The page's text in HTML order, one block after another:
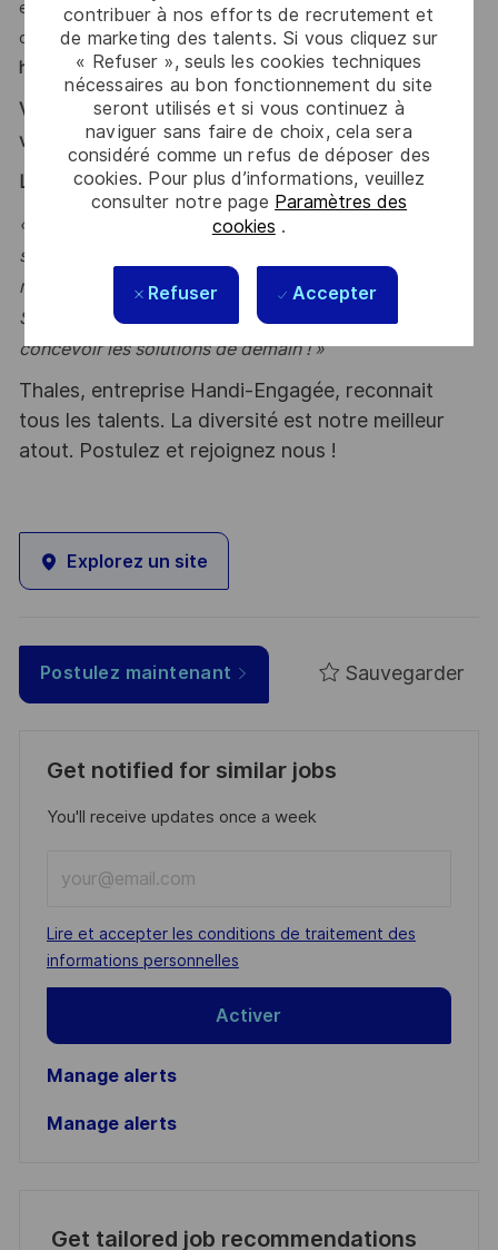
contribuer à nos efforts de recrutement et
de marketing des talents. Si vous cliquez sur
« Refuser », seuls les cookies techniques
nécessaires au bon fonctionnement du site
seront utilisés et si vous continuez à
naviguer sans faire de choix, cela sera
considéré comme un refus de déposer des
cookies. Pour plus d’informations, veuillez
consulter notre page Paramètres des
cookies .
Refuser Accepter
environnement international et participer aux activités
d’une entité qui saurafaire grandir le potentiel technique et
humain
?
Vous vous reconnaissez ? Alors ce poste est fait pour
vous !
LE MOT DE L’EQUIPE
« Intégrez une entreprise qui vous permet un parcours
sur plusieurs années à la découverte des différents
métiers de l’ingénierie Telecom appliqués à l’industrie
Spatiale, selon vos aspirations et compétences pour
concevoir les solutions de demain ! »
Thales, entreprise Handi-Engagée, reconnait
tous les talents. La diversité est notre meilleur
atout. Postulez et rejoignez nous !
Explorez un site
Postulez maintenant Sauvegarder
Get notified for similar jobs
You'll receive updates once a week
Email
address
(Required)
Required
Lire et accepter les conditions de traitement des
informations personnelles
Activer
Manage alerts
Manage alerts
Get tailored job recommendations